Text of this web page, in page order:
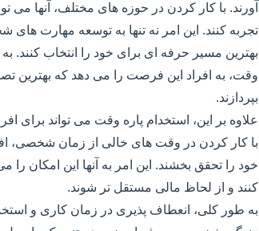
آورند. با کار کردن در حوزه های مختلف، آنها می
تجربه کنند. این امر نه تنها به توسعه مهارت
بهترین مسیر حرفه ای برای خود را انتخاب کنند.
وقت، به افراد این فرصت را می دهد که بهترین
بپردازند.
علاوه بر این، استخدام پاره وقت می تواند برای
با کار کردن در وقت های خالی از زمان شخصی،
خود را تحقق بخشند. این امر به آنها این امکان را
کنند و از لحاظ مالی مستقل تر شوند.
به طور کلی، انعطاف پذیری در زمان کاری و